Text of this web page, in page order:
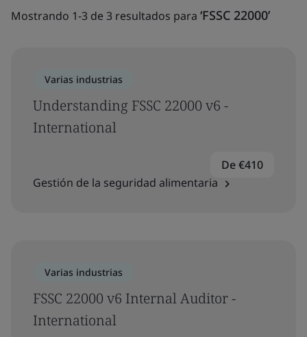
Mostrando 1-3 de 3 resultados para ‘FSSC 22000’
Varias industrias
Understanding FSSC 22000 v6 -
International
Gestión de la seguridad alimentaria
De €410
Varias industrias
FSSC 22000 v6 Internal Auditor -
International